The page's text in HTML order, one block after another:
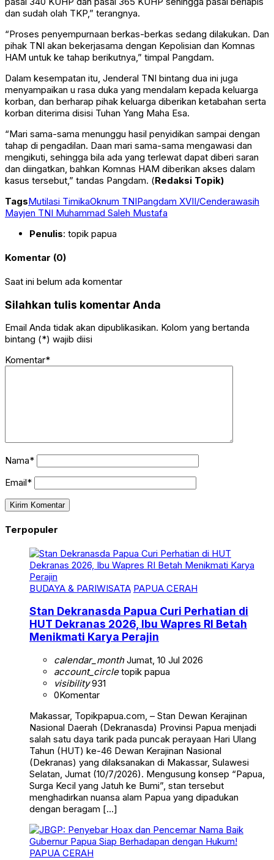
dan sudah olah TKP,” terangnya.
“Proses penyempurnaan berkas-berkas sedang dilakukan. Dan
pihak TNI akan bekerjasama dengan Kepolisian dan Komnas
HAM untuk ke tahap berikutnya,” timpal Pangdam.
Dalam kesempatan itu, Jenderal TNI bintang dua ini juga
menyampaikan u rasa duka yang mendalam kepada keluarga
korban, dan berharap pihak keluarga diberikan ketabahan serta
korban diterima disisi Tuhan Yang Maha Esa.
“Mari sama-sama menunggu hasil penyidikan sampai dengan
tahap di pengadilan. Daan mari sama-sama mengawasi dan
mengikuti, sehingga bila ada yang terlewat dapat diberi saran
dan diingatkan, bahkan Komnas HAM diberikan akses dalam
kasus tersebut,” tandas Pangdam. (Redaksi Topik)
TagsMutilasi TimikaOknum TNIPangdam XVII/Cenderawasih
Mayjen TNI Muhammad Saleh Mustafa
Penulis: topik papua
Komentar (0)
Saat ini belum ada komentar
Silahkan tulis komentar Anda
Email Anda tidak akan dipublikasikan. Kolom yang bertanda
bintang (*) wajib diisi
Komentar*
Nama*
Email*
Terpopuler
BUDAYA & PARIWISATA PAPUA CERAH
Stan Dekranasda Papua Curi Perhatian di
HUT Dekranas 2026, Ibu Wapres RI Betah
Menikmati Karya Perajin
calendar_monthJumat, 10 Jul 2026
account_circletopik papua
visibility931
0Komentar
Makassar, Topikpapua.com, – Stan Dewan Kerajinan
Nasional Daerah (Dekranasda) Provinsi Papua menjadi
salah satu daya tarik pada puncak perayaan Hari Ulang
Tahun (HUT) ke-46 Dewan Kerajinan Nasional
(Dekranas) yang dilaksanakan di Makassar, Sulawesi
Selatan, Jumat (10/7/2026). Mengusung konsep “Papua,
Surga Kecil yang Jatuh ke Bumi”, stan tersebut
menghadirkan nuansa alam Papua yang dipadukan
dengan beragam […]
PAPUA CERAH